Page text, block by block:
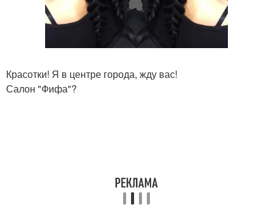
Красотки! Я в центре города, жду вас!
Салон "Фифа"?